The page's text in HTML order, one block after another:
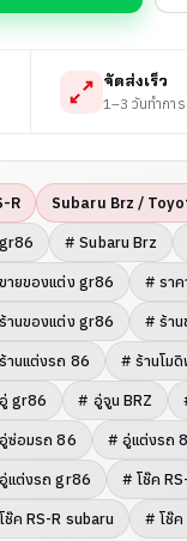
จัดส่งเร็ว
1–3 วันทำการ
R Subaru Brz /
# Subaru Brz
ายของแต่ง gr86 # ราค
านของแต่ง gr86 # ร้า
านแต่งรถ 86 # ร้านโม
gr86 # อู่จูน BRZ
ซ่อมรถ 86 # อู่แต่งรถ
แต่งรถ gr86 # โช๊ค
ช๊ค RS-R subaru # โช๊ค